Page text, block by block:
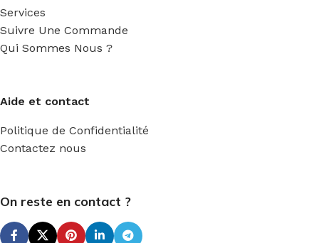
Services
Suivre Une Commande
Qui Sommes Nous ?
Aide et contact
Politique de Confidentialité
Contactez nous
On reste en contact ?